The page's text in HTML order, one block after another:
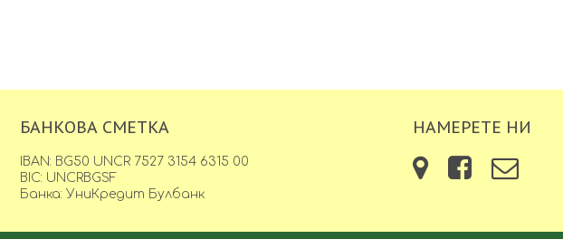
БАНКОВА СМЕТКА
IBAN: BG50 UNCR 7527 3154 6315 00
BIC: UNCRBGSF
Банка: УниКредит Булбанк
НАМЕРЕТЕ НИ